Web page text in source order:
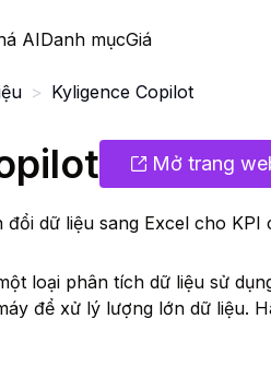
AIDanh mụcGiá
> Kyligence Copilot
Mở trang
dữ liệu sang Excel cho KPI
loại phân tích dữ liệu sử
để xử lý lượng lớn dữ liệu.